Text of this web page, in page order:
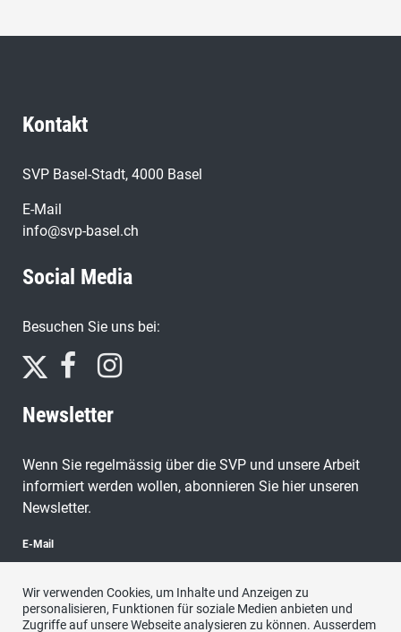
Kontakt
SVP Basel-Stadt, 4000 Basel
E-Mail
info@svp-basel.ch
Social Media
Besuchen Sie uns bei:
Newsletter
Wenn Sie regelmässig über die SVP und unsere Arbeit
informiert werden wollen, abonnieren Sie hier unseren
Newsletter.
E-Mail
Wir verwenden Cookies, um Inhalte und Anzeigen zu
personalisieren, Funktionen für soziale Medien anbieten und
Zugriffe auf unsere Webseite analysieren zu können. Ausserdem